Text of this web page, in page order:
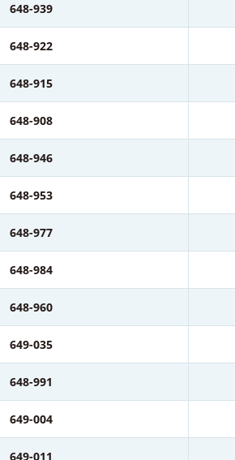
648-939
648-922
648-915
648-908
648-946
648-953
648-977
648-984
648-960
649-035
648-991
649-004
649-011